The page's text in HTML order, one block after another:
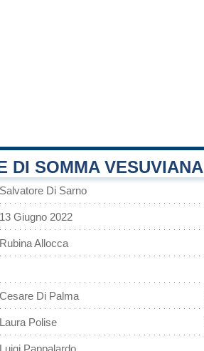
DI SOMMA VESUVIANA
Salvatore Di Sarno
13 Giugno 2022
Rubina Allocca
Cesare Di Palma
Laura Polise
Luigi Pappalardo